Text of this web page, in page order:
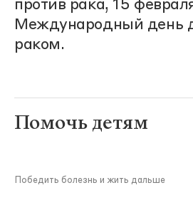
против рака, 15
Международный день
раком.
Помочь детям
Победить болезнь и жить дальше